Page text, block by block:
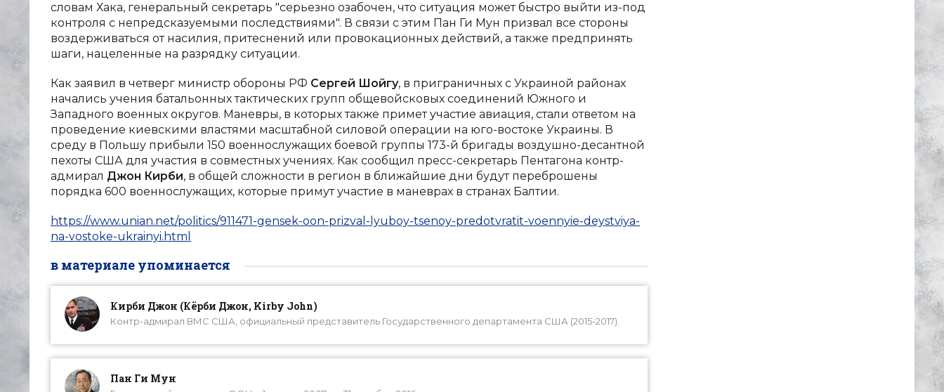
словам Хака, генеральный секретарь "серьезно озабочен, что ситуация может быстро выйти из-под
контроля с непредсказуемыми последствиями". В связи с этим Пан Ги Мун призвал все стороны
воздерживаться от насилия, притеснений или провокационных действий, а также предпринять
шаги, нацеленные на разрядку ситуации.
Как заявил в четверг министр обороны РФ Сергей Шойгу, в приграничных с Украиной районах
начались учения батальонных тактических групп общевойсковых соединений Южного и
Западного военных округов. Маневры, в которых также примет участие авиация, стали ответом на
проведение киевскими властями масштабной силовой операции на юго-востоке Украины. В
среду в Польшу прибыли 150 военнослужащих боевой группы 173-й бригады воздушно-десантной
пехоты США для участия в совместных учениях. Как сообщил пресс-секретарь Пентагона контр-
адмирал Джон Кирби, в общей сложности в регион в ближайшие дни будут переброшены
порядка 600 военнослужащих, которые примут участие в маневрах в странах Балтии.
https://www.unian.net/politics/911471-gensek-oon-prizval-lyuboy-tsenoy-predotvratit-voennyie-deystviya-
na-vostoke-ukrainyi.html
в материале упоминается
Кирби Джон (Кёрби Джон, Kirby John)
Контр-адмирал ВМС США, официальный представитель Государственного департамента США (2015-2017).
Пан Ги Мун